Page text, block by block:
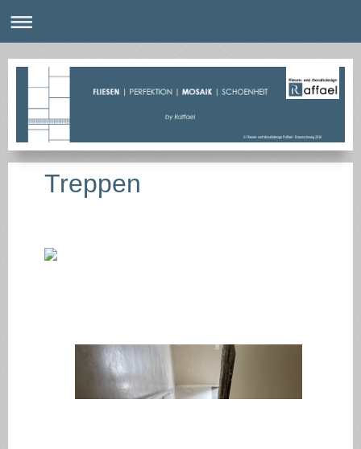
© Fliesen- und Mosaikdesign Raffael - Braunschweig 2016
Treppen